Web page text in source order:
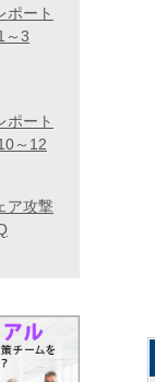
ポート
～3
ポート
～12
ア攻撃